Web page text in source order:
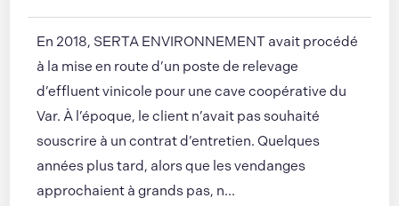
En 2018, SERTA ENVIRONNEMENT avait procédé
à la mise en route d’un poste de relevage
d’effluent vinicole pour une cave coopérative du
Var. À l’époque, le client n’avait pas souhaité
souscrire à un contrat d’entretien. Quelques
années plus tard, alors que les vendanges
approchaient à grands pas, n...